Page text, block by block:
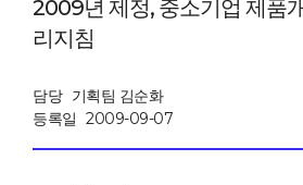
2009년 제정, 중소기업 제품
리지침
담당 기획팀 김순화
등록일 2009-09-07